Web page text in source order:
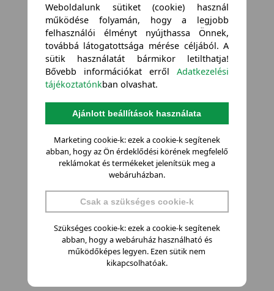
Weboldalunk sütiket (cookie) használ
működése folyamán, hogy a legjobb
felhasználói élményt nyújthassa Önnek,
továbbá látogatottsága mérése céljából. A
sütik használatát bármikor letilthatja!
Bővebb információkat errőlAdatkezelési
tájékoztatónkban olvashat.
Ajánlott beállítások használata
Marketing cookie-k: ezek a cookie-k segítenek
abban, hogy az Ön érdeklődési körének megfelelő
reklámokat és termékeket jelenítsük meg a
webáruházban.
Csak a szükséges cookie-k
Szükséges cookie-k: ezek a cookie-k segítenek
abban, hogy a webáruház használható és
működőképes legyen. Ezen sütik nem
kikapcsolhatóak.